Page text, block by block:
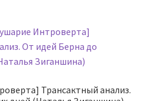
Трансактный анализ.